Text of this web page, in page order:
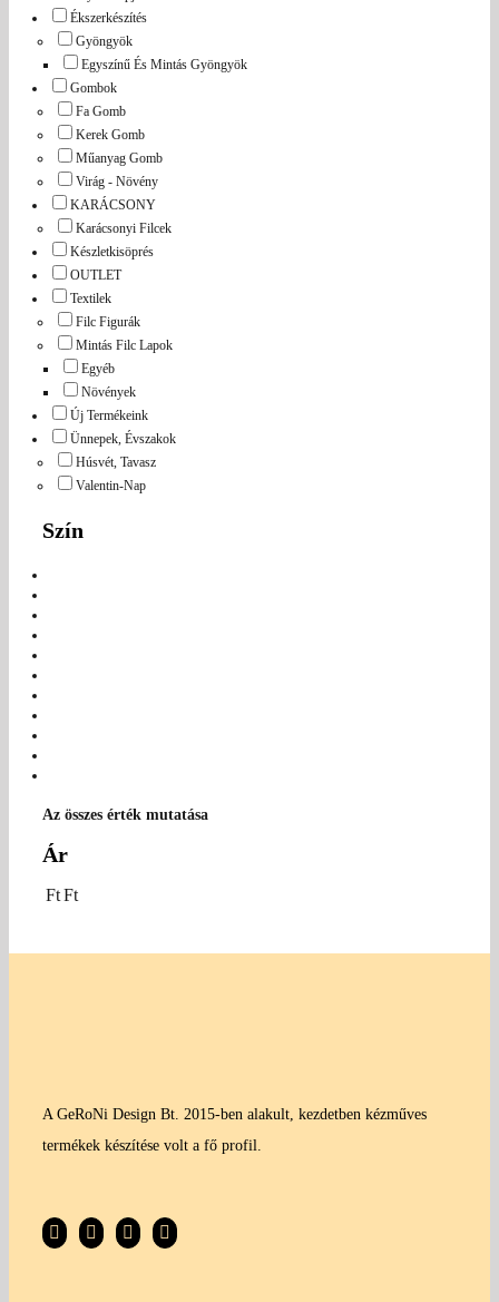
Ékszerkészítés
Gyöngyök
Egyszínű És Mintás Gyöngyök
Gombok
Fa Gomb
Kerek Gomb
Műanyag Gomb
Virág - Növény
KARÁCSONY
Karácsonyi Filcek
Készletkisöprés
OUTLET
Textilek
Filc Figurák
Mintás Filc Lapok
Egyéb
Növények
Új Termékeink
Ünnepek, Évszakok
Húsvét, Tavasz
Valentin-Nap
Szín
Az összes érték mutatása
Ár
FtFt
A GeRoNi Design Bt. 2015-ben alakult, kezdetben kézműves
termékek készítése volt a fő profil.